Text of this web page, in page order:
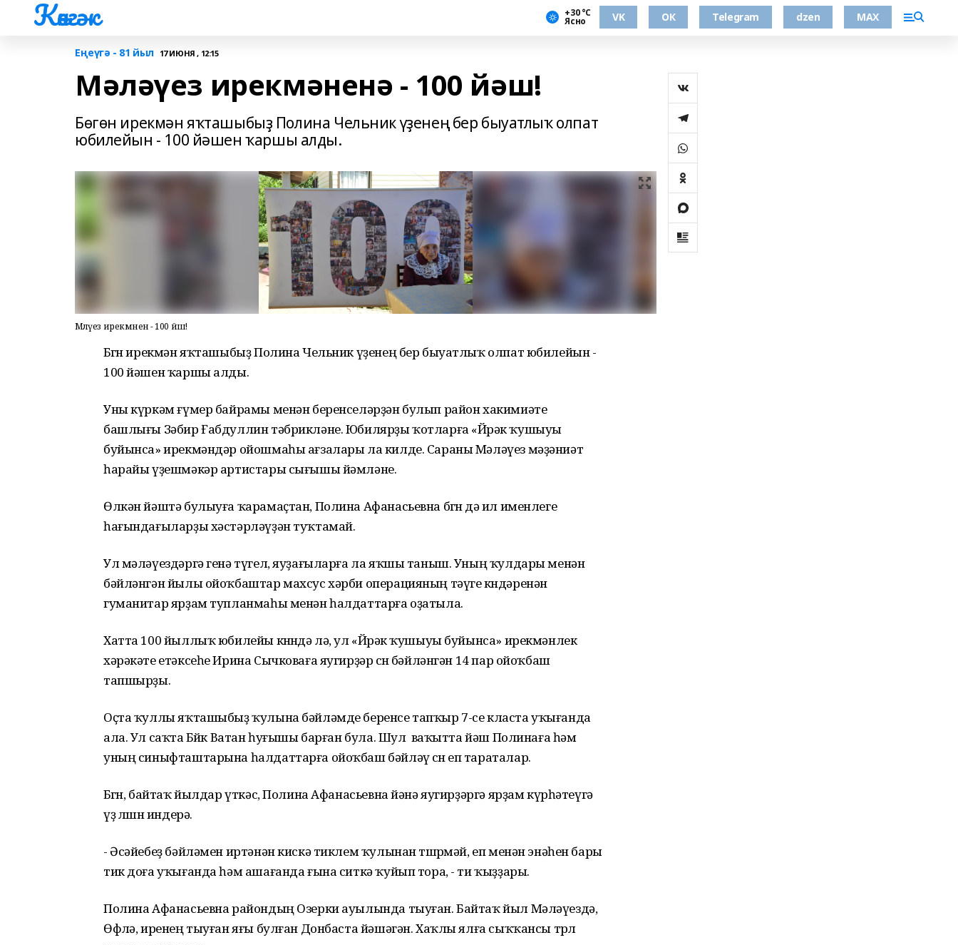
Көнгәк +30 °С
Ясно VK ОК Telegram dzen MAX
Еңеүгә - 81 йыл 17 ИЮНЯ , 12:15
Мәләүез ирекмәненә - 100 йәш!
Бөгөн ирекмән яҡташыбыҙ Полина Чельник үҙенең бер быуатлыҡ олпат
юбилейын - 100 йәшен ҡаршы алды.
Мәләүез ирекмәненә - 100 йәш!
Бөгөн ирекмән яҡташыбыҙ Полина Чельник үҙенең бер быуатлыҡ олпат юбилейын -
100 йәшен ҡаршы алды.
Уны күркәм ғүмер байрамы менән беренселәрҙән булып район хакимиәте
башлығы Зәбир Ғабдуллин тәбрикләне. Юбилярҙы ҡотларға «Йөрәк ҡушыуы
буйынса» ирекмәндәр ойошмаһы ағзалары ла килде. Сараны Мәләүез мәҙәниәт
һарайы үҙешмәкәр артистары сығышы йәмләне.
Өлкән йәштә булыуға ҡарамаҫтан, Полина Афанасьевна бөгөн дә ил именлеге
һағындағыларҙы хәстәрләүҙән туҡтамай.
Ул мәләүездәргә генә түгел, яуҙағыларға ла яҡшы таныш. Уның ҡулдары менән
бәйләнгән йылы ойоҡбаштар махсус хәрби операцияның тәүге көндәренән
гуманитар ярҙам тупланмаһы менән һалдаттарға оҙатыла.
Хатта 100 йыллыҡ юбилейы көнөндә лә, ул «Йөрәк ҡушыуы буйынса» ирекмәнлек
хәрәкәте етәксеһе Ирина Сычковаға яугирҙәр өсөн бәйләнгән 14 пар ойоҡбаш
тапшырҙы.
Оҫта ҡуллы яҡташыбыҙ ҡулына бәйләмде беренсе тапҡыр 7-се класта уҡығанда
ала. Ул саҡта Бөйөк Ватан һуғышы барған була. Шул ваҡытта йәш Полинаға һәм
уның синыфташтарына һалдаттарға ойоҡбаш бәйләү өсөн еп тараталар.
Бөгөн, байтаҡ йылдар үткәс, Полина Афанасьевна йәнә яугирҙәргә ярҙам күрһәтеүгә
үҙ өлөшөн индерә.
- Әсәйебеҙ бәйләмен иртәнән кискә тиклем ҡулынан төшөрмәй, еп менән энәһен бары
тик доға уҡығанда һәм ашағанда ғына ситкә ҡуйып тора, - ти ҡыҙҙары.
Полина Афанасьевна райондың Озерки ауылында тыуған. Байтаҡ йыл Мәләүездә,
Өфөлә, иренең тыуған яғы булған Донбаста йәшәгән. Хаҡлы ялға сыҡҡансы төрлө